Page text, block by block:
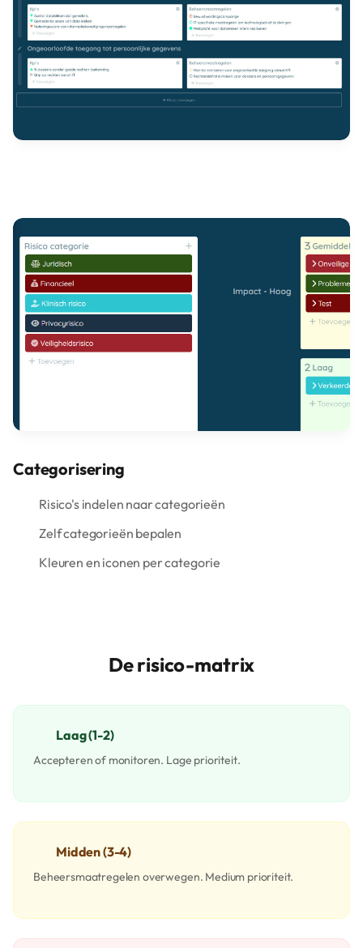
Categorisering
Risico's indelen naar categorieën
Zelf categorieën bepalen
Kleuren en iconen per categorie
De risico-matrix
Laag (1-2)
Accepteren of monitoren. Lage prioriteit.
Midden (3-4)
Beheersmaatregelen overwegen. Medium prioriteit.